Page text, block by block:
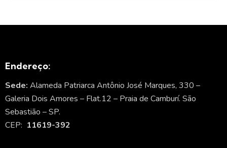
Endereço:
Sede: Alameda Patriarca Antônio José Marques, 330 –
Galeria Dois Amores – Flat.12 – Praia de Camburí. São
Sebastião – SP.
CEP: 11619-392